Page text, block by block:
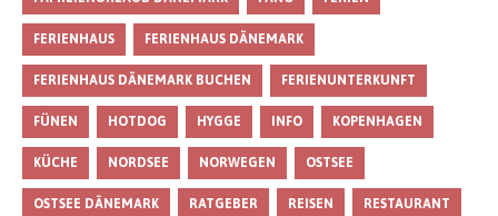
FERIENHAUS FERIENHAUS DÄNEMARK
FERIENHAUS DÄNEMARK BUCHEN FERIENUNTERKUNFT
FÜNEN HOTDOG HYGGE INFO KOPENHAGEN
KÜCHE NORDSEE NORWEGEN OSTSEE
OSTSEE DÄNEMARK RATGEBER REISEN RESTAURANT